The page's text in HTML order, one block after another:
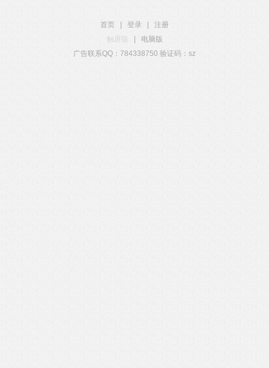
首页 登录
注册
触屏版
电脑版
广告联系QQ：784338750 验证码：sz